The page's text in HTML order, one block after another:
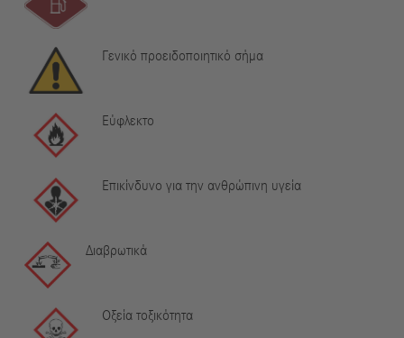
Γενικό προειδοποιητικό σήμα
Εύφλεκτο
Επικίνδυνο για την ανθρώπινη υγεία
Διαβρωτικά
Οξεία τοξικότητα